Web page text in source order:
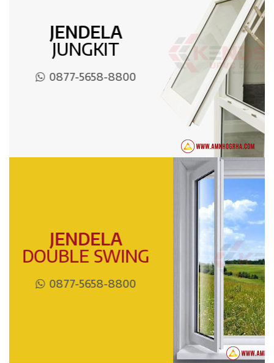
JENDELA
JUNGKIT
0877-5658-8800
JENDELA
DOUBLE SWING
0877-5658-8800